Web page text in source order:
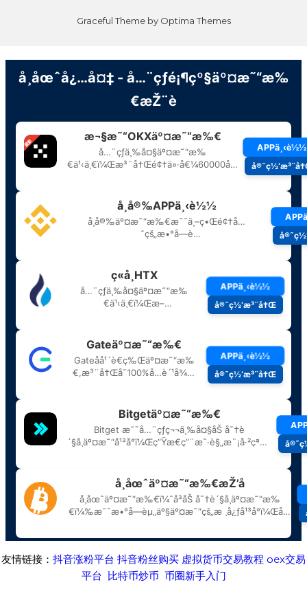
Graceful Theme by Optima Themes
友情链接： 抖音涨粉平台 抖音粉丝购买 虚拟货币交易教程 oex交易
平台 比特币炒币 币圈新手入门